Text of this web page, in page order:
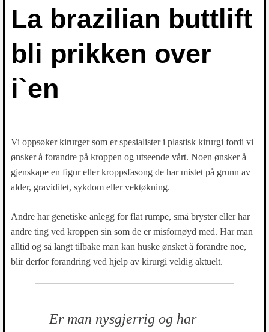
La brazilian buttlift
bli prikken over
i`en
Vi oppsøker kirurger som er spesialister i plastisk kirurgi fordi vi
ønsker å forandre på kroppen og utseende vårt. Noen ønsker å
gjenskape en figur eller kroppsfasong de har mistet på grunn av
alder, graviditet, sykdom eller vektøkning.
Andre har genetiske anlegg for flat rumpe, små bryster eller har
andre ting ved kroppen sin som de er misfornøyd med. Har man
alltid og så langt tilbake man kan huske ønsket å forandre noe,
blir derfor forandring ved hjelp av kirurgi veldig aktuelt.
Er man nysgjerrig og har